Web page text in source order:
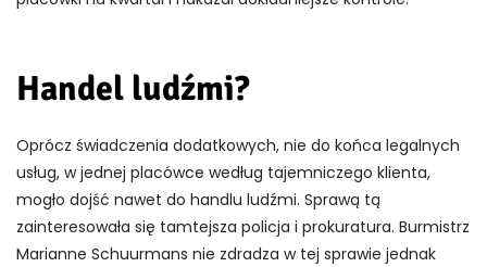
Handel ludźmi?
Oprócz świadczenia dodatkowych, nie do końca legalnych
usług, w jednej placówce według tajemniczego klienta,
mogło dojść nawet do handlu ludźmi. Sprawą tą
zainteresowała się tamtejsza policja i prokuratura. Burmistrz
Marianne Schuurmans nie zdradza w tej sprawie jednak